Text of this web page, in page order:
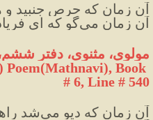
آن زمان که حرص جنبید
آن زمان می‌گو که ای فریادرس
مولوی، مثنوی، دفتر ششم،
Book
# 6, Line # 540
آن زمان که دیو می‌شد راهزن